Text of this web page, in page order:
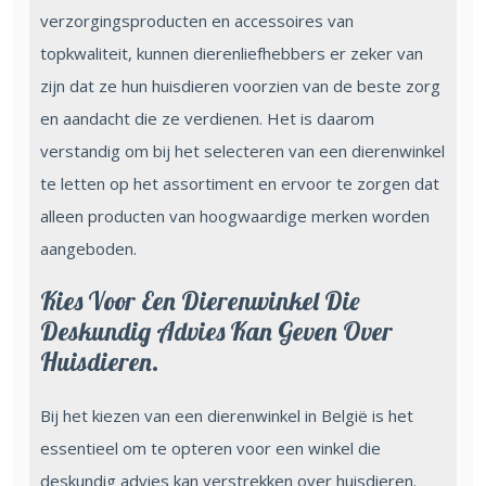
verzorgingsproducten en accessoires van
topkwaliteit, kunnen dierenliefhebbers er zeker van
zijn dat ze hun huisdieren voorzien van de beste zorg
en aandacht die ze verdienen. Het is daarom
verstandig om bij het selecteren van een dierenwinkel
te letten op het assortiment en ervoor te zorgen dat
alleen producten van hoogwaardige merken worden
aangeboden.
Kies Voor Een Dierenwinkel Die
Deskundig Advies Kan Geven Over
Huisdieren.
Bij het kiezen van een dierenwinkel in België is het
essentieel om te opteren voor een winkel die
deskundig advies kan verstrekken over huisdieren.